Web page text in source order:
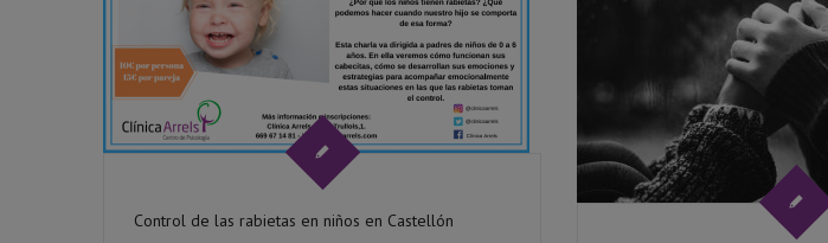
Control de las rabietas en niños en Castellón